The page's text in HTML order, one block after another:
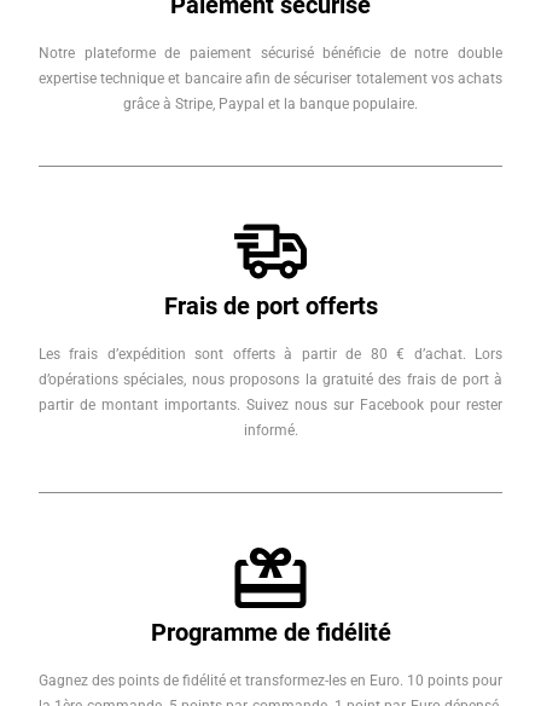
Notre plateforme de paiement sécurisé bénéficie de notre double
expertise technique et bancaire afin de sécuriser totalement vos achats
grâce à Stripe, Paypal et la banque populaire.
Frais de port offerts
Les frais d’expédition sont offerts à partir de 80 € d’achat. Lors
d’opérations spéciales, nous proposons la gratuité des frais de port à
partir de montant importants. Suivez nous sur Facebook pour rester
informé.
Programme de fidélité
Gagnez des points de fidélité et transformez-les en Euro. 10 points pour